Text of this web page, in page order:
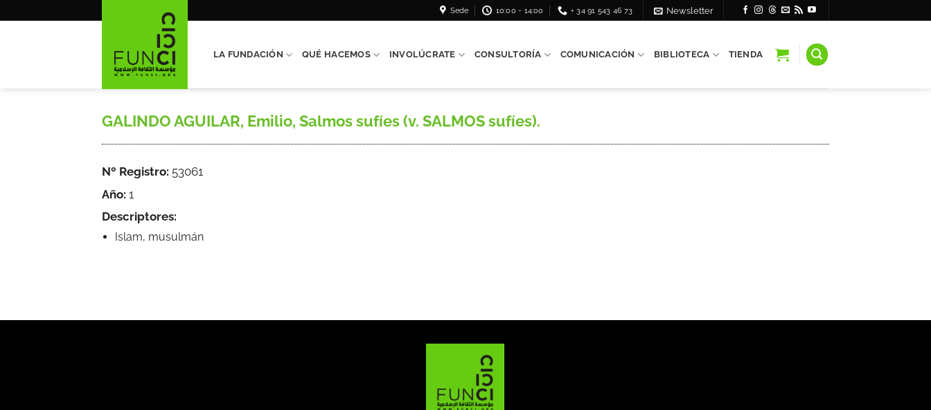
Sede 10:00 - 14:00 + 34 91 543 46 73 Newsletter
LA FUNDACIÓN QUÉ HACEMOS INVOLÚCRATE CONSULTORÍA COMUNICACIÓN BIBLIOTECA TIENDA
GALINDO AGUILAR, Emilio, Salmos sufíes (v. SALMOS sufíes).
Nº Registro: 53061
Año: 1
Descriptores:
Islam, musulmán